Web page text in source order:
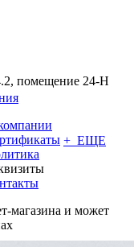
помещение 24-Н
+ ЕЩЕ
магазина и может